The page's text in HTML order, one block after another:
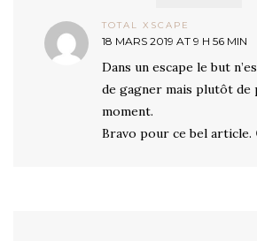
TOTAL XSCAPE
18 MARS 2019 AT 9 H 56 MIN
Dans un escape le but
de gagner mais plutôt de
moment.
Bravo pour ce bel article.